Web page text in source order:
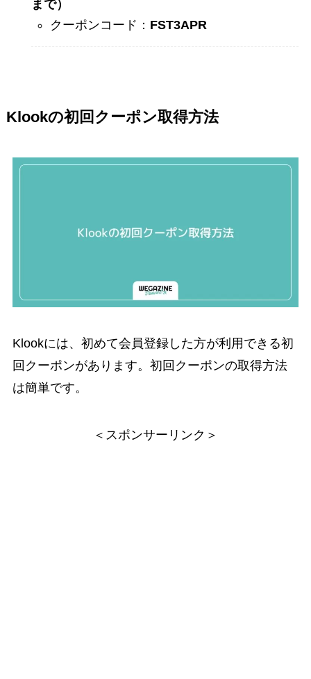
まで）
クーポンコード： FST3APR
Klookの初回クーポン取得方法
Klookには、初めて会員登録した方が利用できる初
回クーポンがあります。初回クーポンの取得方法
は簡単です。
＜スポンサーリンク＞